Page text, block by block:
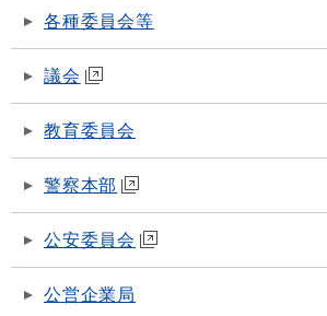
各種委員会等
議会
教育委員会
警察本部
公安委員会
公営企業局